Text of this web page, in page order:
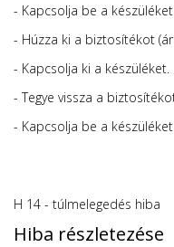
- Kapcsolja be a
- Húzza ki a biztosítékot
- Kapcsolja ki a készüléket.
- Tegye vissza a
- Kapcsolja be a
H 14 - túlmelegedés hiba
Hiba részletezése